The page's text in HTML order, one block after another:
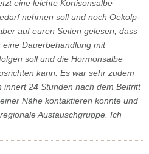
eine leichte Kortisonsalbe
nehmen soll und noch Oekolp-
auf euren Seiten gelesen, dass
Dauerbehandlung mit
soll und die Hormonsalbe
kann. Es war sehr zudem
24 Stunden nach dem Beitritt
Nähe kontaktieren konnte und
Austauschgruppe. Ich